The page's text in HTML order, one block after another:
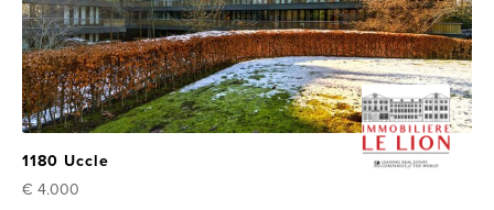
1180 Uccle
€ 4.000